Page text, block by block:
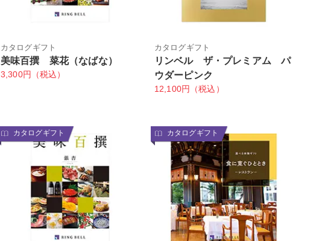
カタログギフト
美味百撰 菜花（なばな）
3,300円（税込）
カタログギフト
リンベル ザ・プレミアム パ
ウダーピンク
12,100円（税込）
カタログギフト カタログギフト